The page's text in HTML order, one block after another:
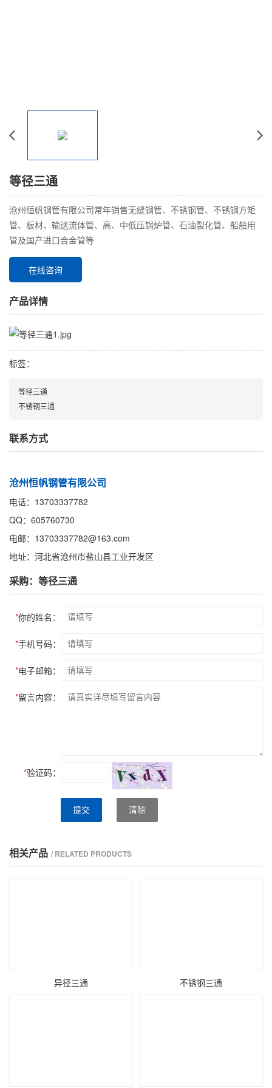
等径三通
沧州恒帆钢管有限公司常年销售无缝钢管、不锈钢管、不锈钢方矩
管、板材、输送流体管、高、中低压锅炉管、石油裂化管、船舶用
管及国产进口合金管等
在线咨询
产品详情
标签：
等径三通
不锈钢三通
联系方式
沧州恒帆钢管有限公司
电话：13703337782
QQ：605760730
电邮：13703337782@163.com
地址：河北省沧州市盐山县工业开发区
采购：等径三通
*你的姓名：
*手机号码：
*电子邮箱：
*留言内容：
*验证码：
提交 清除
相关产品 / RELATED PRODUCTS
异径三通 不锈钢三通